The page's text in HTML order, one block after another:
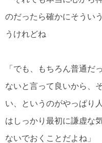
のだったら確かにそうい
うけれどね
「でも、もちろん普通だ
ないと言って良いから、
い、というのがやっぱり
はしっかり最初に謙虚な
ないでおくことだよね」